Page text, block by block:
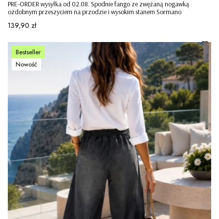
PRE-ORDER wysyłka od 02.08. Spodnie fango ze zwężaną nogawką
ozdobnym przeszyciem na przodzie i wysokim stanem Sormano
Cena
139,90 zł
Bestseller
Nowość